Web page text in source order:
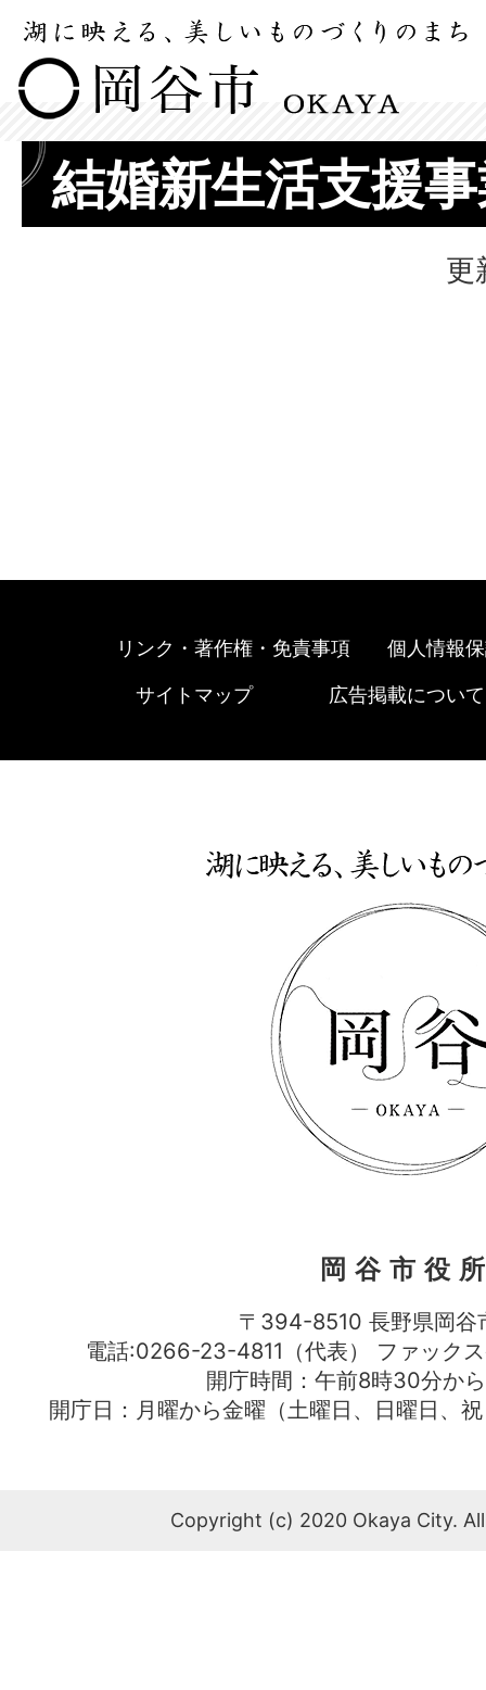
結婚新生活支援
更
リンク・著作権・免責事項 個人情報
サイトマップ 広告掲載について
岡谷市役
〒394-8510 長野県岡谷
電話:0266-23-4811（代表） ファッ
開庁時間：午前8時30分か
開庁日：月曜から金曜（土曜日、日曜日、
Copyright (c) 2020 Okaya City.